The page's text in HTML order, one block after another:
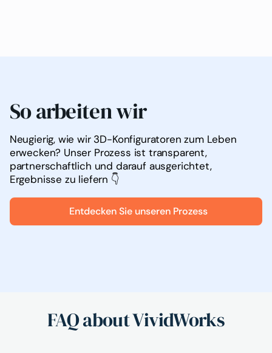
So arbeiten wir
Neugierig, wie wir 3D-Konfiguratoren zum Leben
erwecken? Unser Prozess ist transparent,
partnerschaftlich und darauf ausgerichtet,
Ergebnisse zu liefern 👇
Entdecken Sie unseren Prozess
FAQ about VividWorks